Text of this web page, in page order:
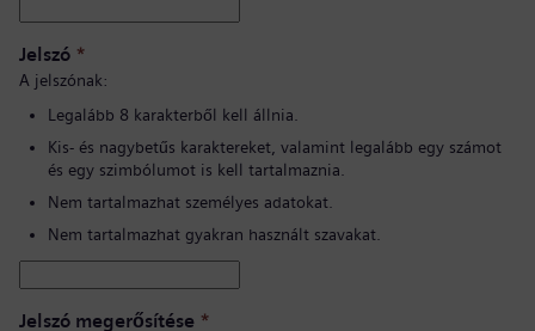
Jelszó *
A jelszónak:
Legalább 8 karakterből kell állnia.
Kis- és nagybetűs karaktereket, valamint legalább egy számot
és egy szimbólumot is kell tartalmaznia.
Nem tartalmazhat személyes adatokat.
Nem tartalmazhat gyakran használt szavakat.
Jelszó megerősítése *